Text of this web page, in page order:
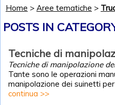
Home > Aree tematiche >
POSTS IN
Tecniche di
Tecniche di manipolazione
Tante sono le operazioni
manipolazione dei suinetti
continua >>